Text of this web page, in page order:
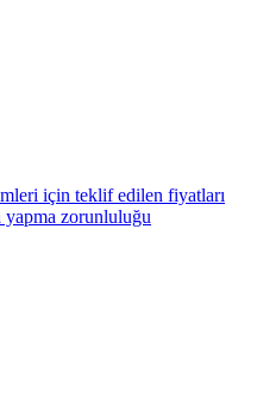
için teklif edilen fiyatları
yapma zorunluluğu